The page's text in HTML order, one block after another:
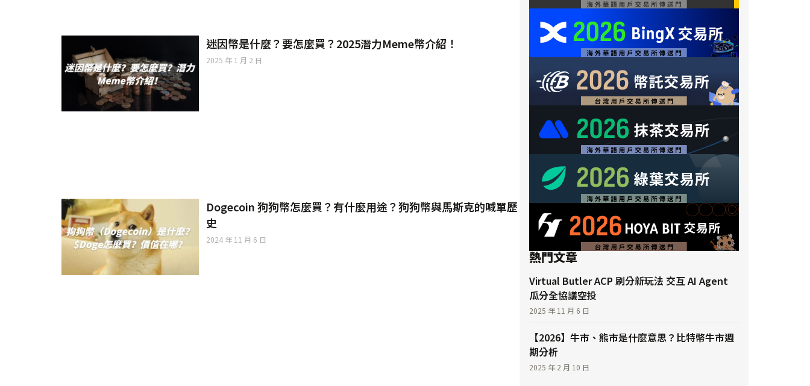
迷因幣是什麼？要怎麼買？2025潛力Meme幣介紹！
2025 年 1 月 2 日
Dogecoin 狗狗幣怎麼買？有什麼用途？狗狗幣與馬斯克的喊單歷
史
2024 年 11 月 6 日
熱門文章
Virtual Butler ACP 刷分新玩法 交互 AI Agent
瓜分全協議空投
2025 年 11 月 6 日
【2026】牛市、熊市是什麼意思？比特幣牛市週
期分析
2025 年 2 月 10 日